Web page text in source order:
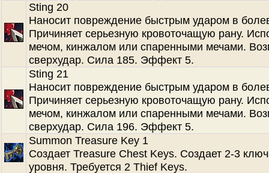
Sting 20
Наносит повреждение быстрым ударом в
Причиняет серьезную кровоточащую рану.
мечом, кинжалом или спаренными мечами.
сверхудар. Сила 185. Эффект 5.
Sting 21
Наносит повреждение быстрым ударом в
Причиняет серьезную кровоточащую рану.
мечом, кинжалом или спаренными мечами.
сверхудар. Сила 196. Эффект 5.
Summon Treasure Key 1
Создает Treasure Chest Keys. Создает 2-3
уровня. Требуется 2 Thief Keys.